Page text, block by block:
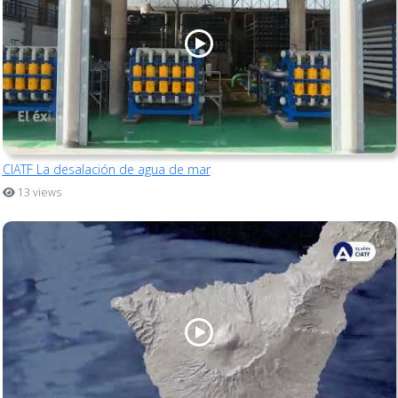
CIATF La desalación de agua de mar
13 views